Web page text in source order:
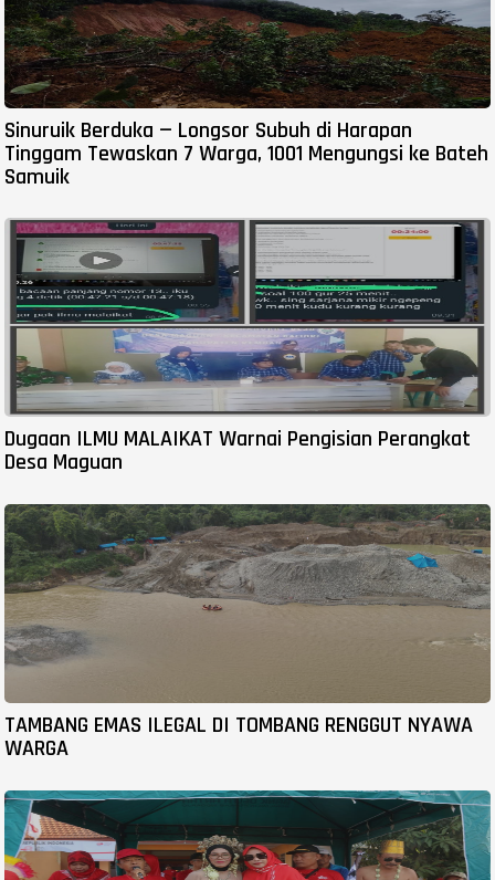
Sinuruik Berduka — Longsor Subuh di Harapan
Tinggam Tewaskan 7 Warga, 1001 Mengungsi ke Bateh
Samuik
Dugaan ILMU MALAIKAT Warnai Pengisian Perangkat
Desa Maguan
TAMBANG EMAS ILEGAL DI TOMBANG RENGGUT NYAWA
WARGA